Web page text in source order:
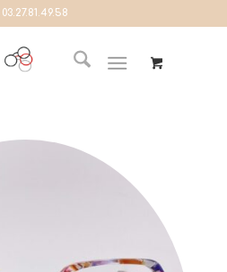
03.27.81.49.58